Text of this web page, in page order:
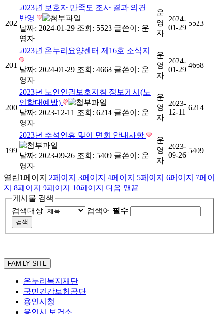
202
2023년 보호자 만족도 조사 결과 의견
반영
날짜: 2024-01-29 조회: 5523 글쓴이: 운
영자
운
영
자
2024-
01-29
5523
201
2023년 온누리요양센터 제16호 소식지
날짜: 2024-01-29 조회: 4668 글쓴이: 운
영자
운
영
자
2024-
01-29
4668
200
2023년 노인인권보호지침 정보게시(노
인학대예방)
날짜: 2023-12-11 조회: 6214 글쓴이: 운
영자
운
영
자
2023-
12-11
6214
199
2023년 추석연휴 맞이 면회 안내사항
날짜: 2023-09-26 조회: 5409 글쓴이: 운
영자
운
영
자
2023-
09-26
5409
열린1페이지 2페이지 3페이지 4페이지 5페이지 6페이지 7페이
지 8페이지 9페이지 10페이지 다음 맨끝
게시물 검색
검색대상
검색어 필수
FAMILY SITE
온누리복지재단
국민건강보험공단
용인시청
용인시 보건소